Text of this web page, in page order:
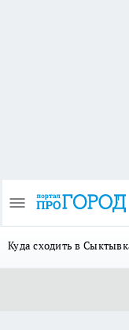
Куда сходить в